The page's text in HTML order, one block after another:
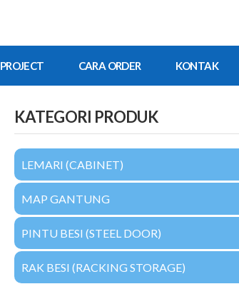
PROJECT CARA ORDER KONTAK
KATEGORI PRODUK
LEMARI (CABINET)
MAP GANTUNG
PINTU BESI (STEEL DOOR)
RAK BESI (RACKING STORAGE)